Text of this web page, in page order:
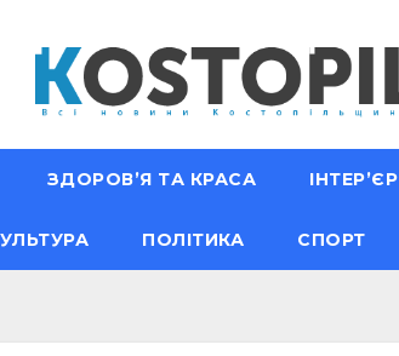
ЗДОРОВ’Я ТА КРАСА ІНТЕР’ЄР
ПОЛІТИКА СПОРТ